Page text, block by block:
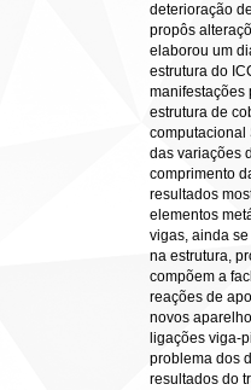
deterioração
propôs
elaborou um
estrutura do
manifestações
estrutura de
computacional
das variações
comprimento
resultados
elementos
vigas, ainda
na estrutura,
compõem a
reações de
novos
ligações viga-
problema dos
resultados do